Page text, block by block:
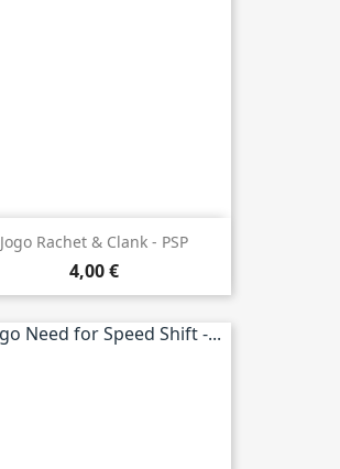
Jogo Rachet & Clank - PSP
4,00 €